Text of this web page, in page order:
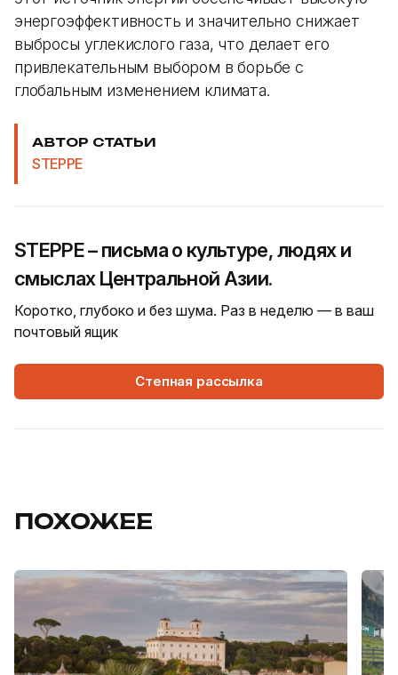
энергоэффективность и значительно снижает
выбросы углекислого газа, что делает его
привлекательным выбором в борьбе с
глобальным изменением климата.
АВТОР СТАТЬИ
STEPPE
STEPPE – письма о культуре, людях и
смыслах Центральной Азии.
Коротко, глубоко и без шума. Раз в неделю — в ваш
почтовый ящик
Степная рассылка
ПОХОЖЕЕ